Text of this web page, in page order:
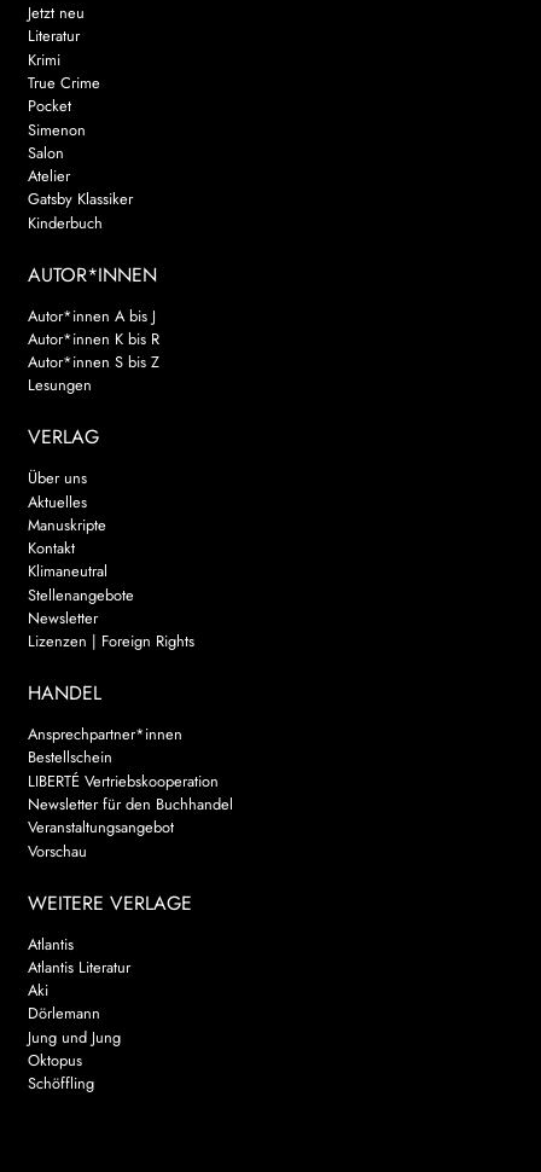
Jetzt neu
Literatur
Krimi
True Crime
Pocket
Simenon
Salon
Atelier
Gatsby Klassiker
Kinderbuch
AUTOR*INNEN
Autor*innen A bis J
Autor*innen K bis R
Autor*innen S bis Z
Lesungen
VERLAG
Über uns
Aktuelles
Manuskripte
Kontakt
Klimaneutral
Stellenangebote
Newsletter
Lizenzen | Foreign Rights
HANDEL
Ansprechpartner*innen
Bestellschein
LIBERTÉ Vertriebskooperation
Newsletter für den Buchhandel
Veranstaltungsangebot
Vorschau
WEITERE VERLAGE
Atlantis
Atlantis Literatur
Aki
Dörlemann
Jung und Jung
Oktopus
Schöffling